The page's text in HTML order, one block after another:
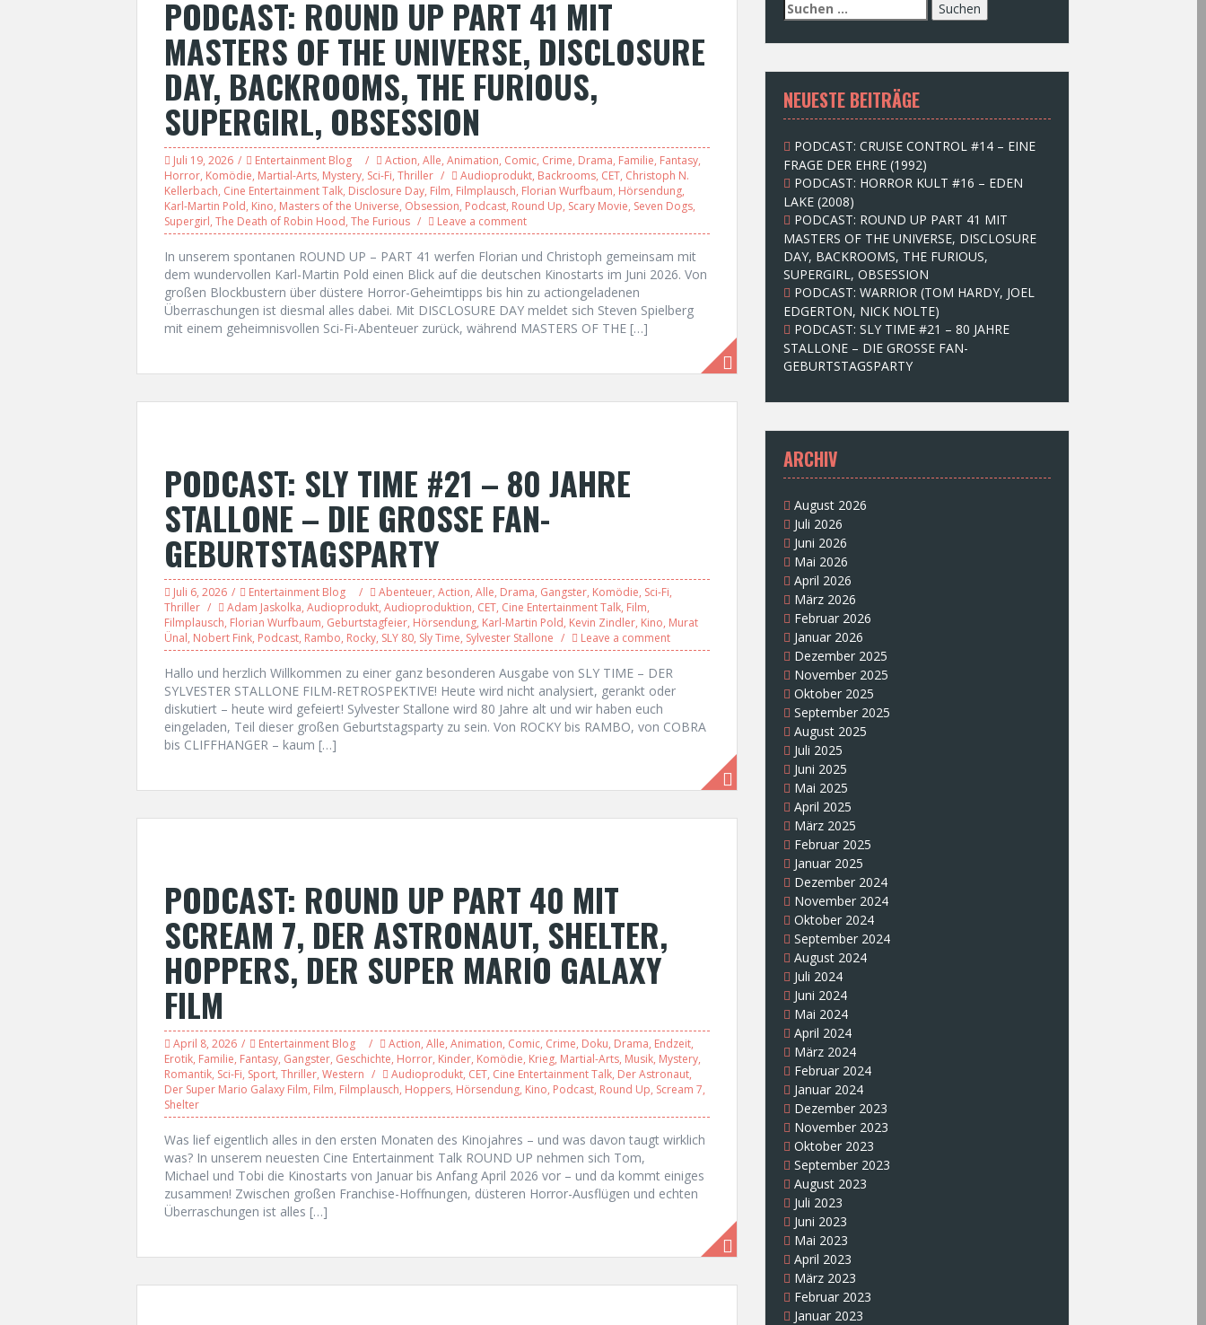
PODCAST: ROUND UP PART 41 MIT
MASTERS OF THE UNIVERSE, DISCLOSURE
DAY, BACKROOMS, THE FURIOUS,
SUPERGIRL, OBSESSION
Juli 19, 2026 Entertainment Blog Action, Alle, Animation, Comic, Crime, Drama, Familie, Fantasy,
Horror, Komödie, Martial-Arts, Mystery, Sci-Fi, Thriller Audioprodukt, Backrooms, CET, Christoph N.
Kellerbach, Cine Entertainment Talk, Disclosure Day, Film, Filmplausch, Florian Wurfbaum, Hörsendung,
Karl-Martin Pold, Kino, Masters of the Universe, Obsession, Podcast, Round Up, Scary Movie, Seven Dogs,
Supergirl, The Death of Robin Hood, The Furious Leave a comment
In unserem spontanen ROUND UP – PART 41 werfen Florian und Christoph gemeinsam mit
dem wundervollen Karl-Martin Pold einen Blick auf die deutschen Kinostarts im Juni 2026. Von
großen Blockbustern über düstere Horror-Geheimtipps bis hin zu actiongeladenen
Überraschungen ist diesmal alles dabei. Mit DISCLOSURE DAY meldet sich Steven Spielberg
mit einem geheimnisvollen Sci-Fi-Abenteuer zurück, während MASTERS OF THE […]
PODCAST: SLY TIME #21 – 80 JAHRE
STALLONE – DIE GROSSE FAN-
GEBURTSTAGSPARTY
Juli 6, 2026 Entertainment Blog Abenteuer, Action, Alle, Drama, Gangster, Komödie, Sci-Fi,
Thriller
Adam Jaskolka, Audioprodukt, Audioproduktion, CET, Cine Entertainment Talk, Film,
Filmplausch, Florian Wurfbaum, Geburtstagfeier, Hörsendung, Karl-Martin Pold, Kevin Zindler, Kino, Murat
Ünal, Nobert Fink, Podcast, Rambo, Rocky, SLY 80, Sly Time, Sylvester Stallone Leave a comment
Hallo und herzlich Willkommen zu einer ganz besonderen Ausgabe von SLY TIME – DER
SYLVESTER STALLONE FILM-RETROSPEKTIVE! Heute wird nicht analysiert, gerankt oder
diskutiert – heute wird gefeiert! Sylvester Stallone wird 80 Jahre alt und wir haben euch
eingeladen, Teil dieser großen Geburtstagsparty zu sein. Von ROCKY bis RAMBO, von COBRA
bis CLIFFHANGER – kaum […]
PODCAST: ROUND UP PART 40 MIT
SCREAM 7, DER ASTRONAUT, SHELTER,
HOPPERS, DER SUPER MARIO GALAXY
FILM
April 8, 2026 Entertainment Blog Action, Alle, Animation, Comic, Crime, Doku, Drama, Endzeit,
Erotik, Familie, Fantasy, Gangster, Geschichte, Horror, Kinder, Komödie, Krieg, Martial-Arts, Musik, Mystery,
Romantik, Sci-Fi, Sport, Thriller, Western Audioprodukt, CET, Cine Entertainment Talk, Der Astronaut,
Der Super Mario Galaxy Film, Film, Filmplausch, Hoppers, Hörsendung, Kino, Podcast, Round Up, Scream 7,
Shelter
Was lief eigentlich alles in den ersten Monaten des Kinojahres – und was davon taugt wirklich
was? In unserem neuesten Cine Entertainment Talk ROUND UP nehmen sich Tom,
Michael und Tobi die Kinostarts von Januar bis Anfang April 2026 vor – und da kommt einiges
zusammen! Zwischen großen Franchise-Hoffnungen, düsteren Horror-Ausflügen und echten
Überraschungen ist alles […]
S
u
c
e
n
n
c
h
:
NEUESTE BEITRÄGE
PODCAST: CRUISE CONTROL #14 – EINE
FRAGE DER EHRE (1992)
PODCAST: HORROR KULT #16 – EDEN
LAKE (2008)
PODCAST: ROUND UP PART 41 MIT
MASTERS OF THE UNIVERSE, DISCLOSURE
DAY, BACKROOMS, THE FURIOUS,
SUPERGIRL, OBSESSION
PODCAST: WARRIOR (TOM HARDY, JOEL
EDGERTON, NICK NOLTE)
PODCAST: SLY TIME #21 – 80 JAHRE
STALLONE – DIE GROSSE FAN-
GEBURTSTAGSPARTY
ARCHIV
August 2026
Juli 2026
Juni 2026
Mai 2026
April 2026
März 2026
Februar 2026
Januar 2026
Dezember 2025
November 2025
Oktober 2025
September 2025
August 2025
Juli 2025
Juni 2025
Mai 2025
April 2025
März 2025
Februar 2025
Januar 2025
Dezember 2024
November 2024
Oktober 2024
September 2024
August 2024
Juli 2024
Juni 2024
Mai 2024
April 2024
März 2024
Februar 2024
Januar 2024
Dezember 2023
November 2023
Oktober 2023
September 2023
August 2023
Juli 2023
Juni 2023
Mai 2023
April 2023
März 2023
Februar 2023
Januar 2023